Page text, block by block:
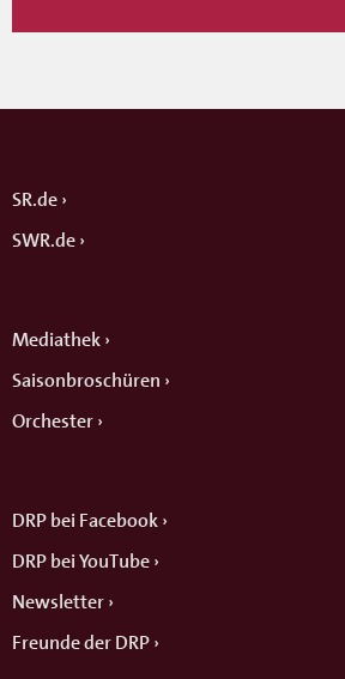
SR.de
SWR.de
Mediathek
Saisonbroschüren
Orchester
DRP bei Facebook
DRP bei YouTube
Newsletter
Freunde der DRP